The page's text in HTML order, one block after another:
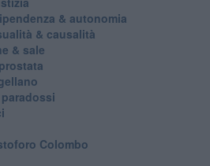
& autonomia
& causalità
& sale
Colombo